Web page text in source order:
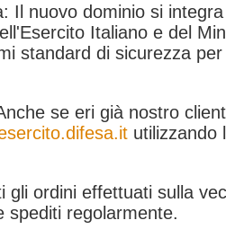
Il nuovo dominio si
Italiano e del
standard di sicurezza
se eri già nostro
utilizzando
gli ordini effettuati sulla
spediti regolarmente.